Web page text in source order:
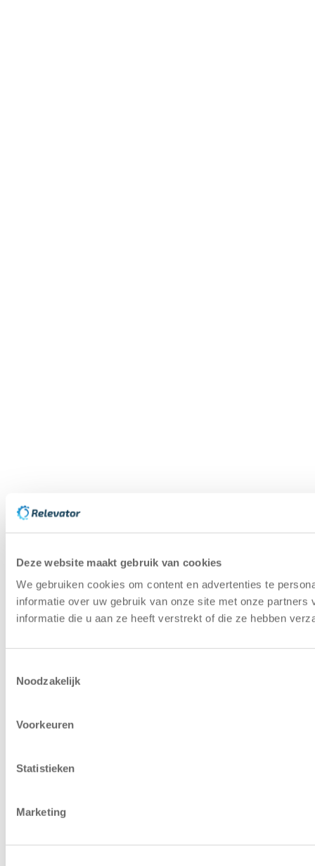
Deze website maakt gebruik van cookies
We gebruiken cookies om content en advertenties te
informatie over uw gebruik van onze site met onze
informatie die u aan ze heeft verstrekt of die ze hebben
Noodzakelijk
Voorkeuren
Statistieken
Marketing